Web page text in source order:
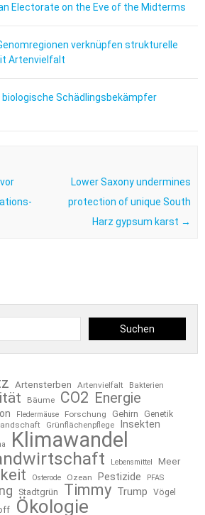
Electorate on the Eve of the Midterms
verknüpfen strukturelle
Artenvielfalt
biologische Schädlingsbekämpfer
Lower Saxony undermines
protection of unique South
Harz gypsum karst →
Suchen
Artensterben Artenvielfalt
Bakterien
Bäume CO2 Energie
Fledermäuse Forschung Gehirn Genetik
Grünflächenpflege Insekten
Klimawandel
Lebensmittel
Meer
Osterode Ozean Pestizide PFAS
Stadtgrün Timmy Trump
Vögel
Ökologie